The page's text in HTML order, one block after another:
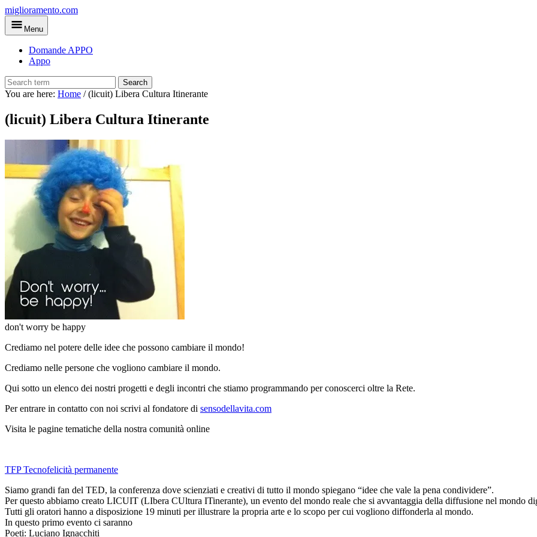
Skip
to
main
miglioramento.com
Menu
Domande APPO
Appo
Search
You are here: Home /(licuit) Libera Cultura Itinerante
(licuit) Libera Cultura Itinerante
don't worry be happy
Crediamo nel potere delle idee che possono cambiare il mondo!
Crediamo nelle persone che vogliono cambiare il mondo.
Qui sotto un elenco dei nostri progetti e degli incontri che stiamo programmando per conoscerci oltre la Rete.
Per entrare in contatto con noi scrivi al fondatore di sensodellavita.com
Visita le pagine tematiche della nostra comunità online
TFP Tecnofelicità permanente
Siamo grandi fan del TED, la conferenza dove scienziati e creativi di tutto il mondo spiegano “idee che vale la pena condividere”.
Per questo abbiamo creato LICUIT (LIbera CUltura ITinerante), un evento del mondo reale che si avvantaggia della diffusione nel mondo
Tutti gli oratori hanno a disposizione 19 minuti per illustrare la propria arte e lo scopo per cui vogliono diffonderla al mondo.
In questo primo evento ci saranno
Poeti: Luciano Ignacchiti